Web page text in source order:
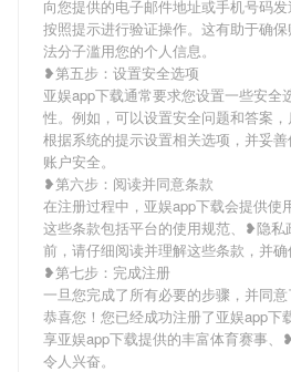
向您提供的电子邮件地址或手机号码
按照提示进行验证操作。这有助于确
法分子滥用您的个人信息。
❥第五步：设置安全选项
亚娱app下载通常要求您设置一些安全
性。例如，可以设置安全问题和答案
根据系统的提示设置相关选项，并妥
账户安全。
❥第六步：阅读并同意条款
在注册过程中，亚娱app下载会提供使
这些条款包括平台的使用规范、❥隐私
前，请仔细阅读并理解这些条款，并确
❥第七步：完成注册
一旦您完成了所有必要的步骤，并同
恭喜您！您已经成功注册了亚娱app下
享亚娱app下载提供的丰富体育赛事
令人兴奋。